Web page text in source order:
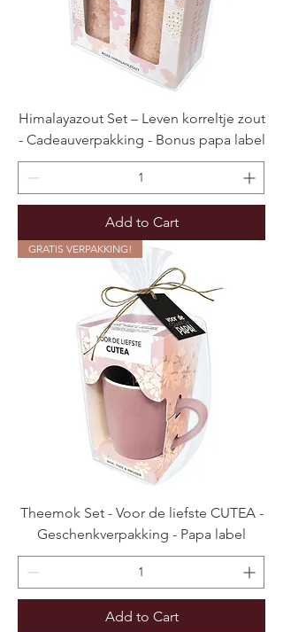
Himalayazout Set – Leven korreltje zout
- Cadeauverpakking - Bonus papa label
Add to Cart
GRATIS VERPAKKING!
Theemok Set - Voor de liefste CUTEA -
Geschenkverpakking - Papa label
Add to Cart